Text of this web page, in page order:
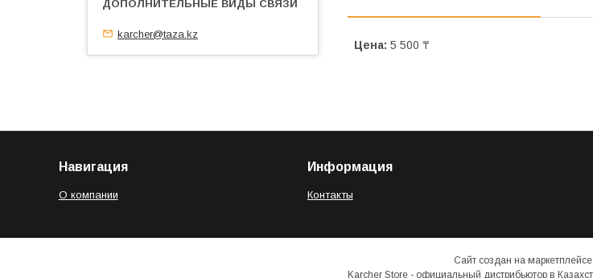
Цена: 5 500 ₸
karcher@taza.kz
Навигация
О компании
Информация
Контакты
Сайт создан на маркетплейсе